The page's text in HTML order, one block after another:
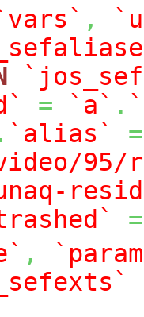
,
= `a` .
`alias`
=
=
,